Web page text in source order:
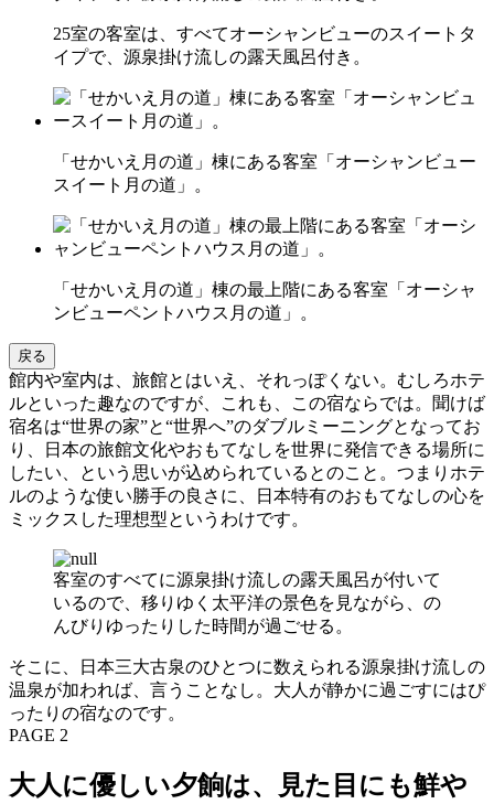
25室の客室は、すべてオーシャンビューのスイートタ
イプで、源泉掛け流しの露天風呂付き。
「せかいえ月の道」棟にある客室「オーシャンビュー
スイート月の道」。
「せかいえ月の道」棟の最上階にある客室「オーシャ
ンビューペントハウス月の道」。
戻る
館内や室内は、旅館とはいえ、それっぽくない。むしろホテ
ルといった趣なのですが、これも、この宿ならでは。聞けば
宿名は“世界の家”と“世界へ”のダブルミーニングとなってお
り、日本の旅館文化やおもてなしを世界に発信できる場所に
したい、という思いが込められているとのこと。つまりホテ
ルのような使い勝手の良さに、日本特有のおもてなしの心を
ミックスした理想型というわけです。
客室のすべてに源泉掛け流しの露天風呂が付いて
いるので、移りゆく太平洋の景色を見ながら、の
んびりゆったりした時間が過ごせる。
そこに、日本三大古泉のひとつに数えられる源泉掛け流しの
温泉が加われば、言うことなし。大人が静かに過ごすにはぴ
ったりの宿なのです。
PAGE 2
大人に優しい夕餉は、見た目にも鮮や